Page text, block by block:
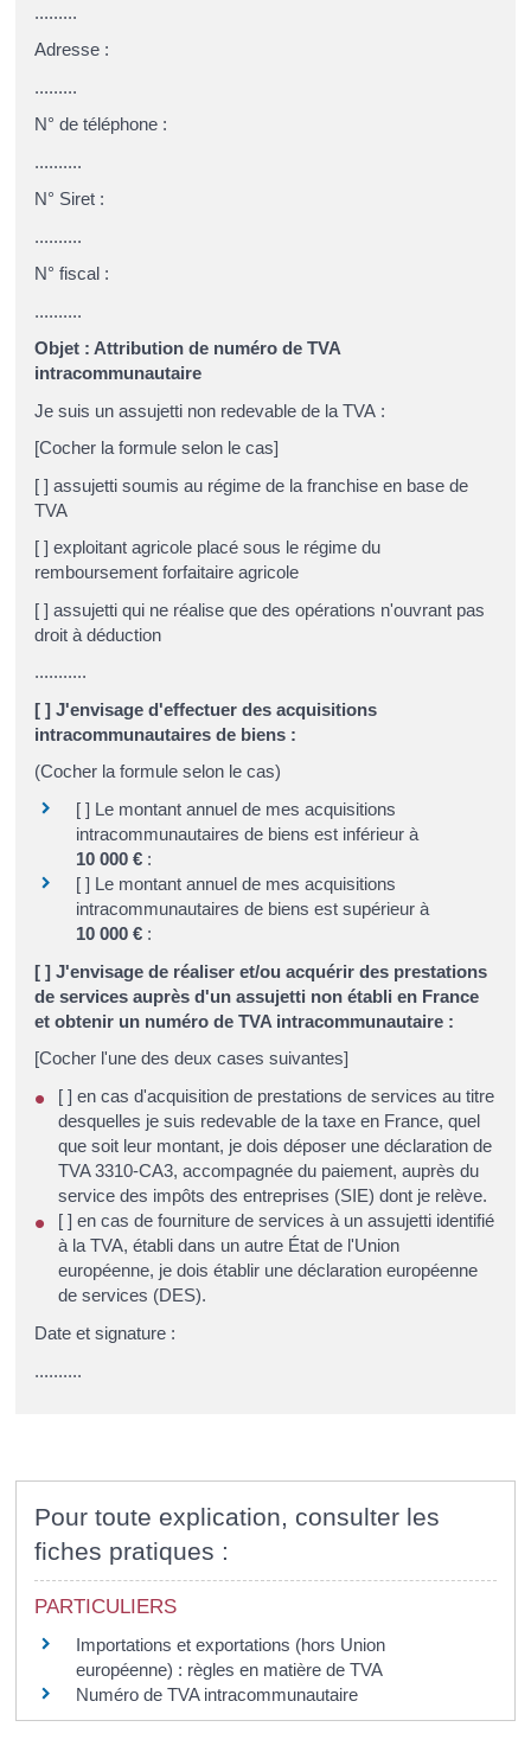
.........
Adresse :
.........
N° de téléphone :
..........
N° Siret :
..........
N° fiscal :
..........
Objet : Attribution de numéro de TVA
intracommunautaire
Je suis un assujetti non redevable de la TVA :
[Cocher la formule selon le cas]
[ ] assujetti soumis au régime de la franchise en base de
TVA
[ ] exploitant agricole placé sous le régime du
remboursement forfaitaire agricole
[ ] assujetti qui ne réalise que des opérations n'ouvrant pas
droit à déduction
...........
[ ] J'envisage d'effectuer des acquisitions
intracommunautaires de biens :
(Cocher la formule selon le cas)
[ ] Le montant annuel de mes acquisitions
intracommunautaires de biens est inférieur à
10 000 € :
[ ] Le montant annuel de mes acquisitions
intracommunautaires de biens est supérieur à
10 000 € :
[ ] J'envisage de réaliser et/ou acquérir des prestations
de services auprès d'un assujetti non établi en France
et obtenir un numéro de TVA intracommunautaire :
[Cocher l'une des deux cases suivantes]
[ ] en cas d'acquisition de prestations de services au titre
desquelles je suis redevable de la taxe en France, quel
que soit leur montant, je dois déposer une déclaration de
TVA 3310-CA3, accompagnée du paiement, auprès du
service des impôts des entreprises (SIE) dont je relève.
[ ] en cas de fourniture de services à un assujetti identifié
à la TVA, établi dans un autre État de l'Union
européenne, je dois établir une déclaration européenne
de services (DES).
Date et signature :
..........
Pour toute explication, consulter les
fiches pratiques :
PARTICULIERS
Importations et exportations (hors Union
européenne) : règles en matière de TVA
Numéro de TVA intracommunautaire